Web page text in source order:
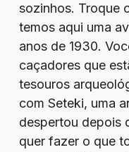
sozinhos. Troque
temos aqui uma
anos de 1930.
caçadores que
tesouros
com Seteki, uma
despertou depois
quer fazer o que